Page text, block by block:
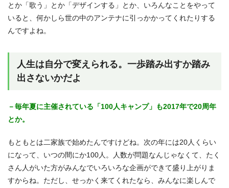
とか「歌う」とか「デザインする」とか、いろんなことをやって
いると、何かしら世の中のアンテナに引っかかってくれたりする
んですよね。
人生は自分で変えられる。一歩踏み出すか踏み
出さないかだよ
－毎年夏に主催されている「100人キャンプ」も2017年で20周年
とか。
もともとは二家族で始めたんですけどね。次の年には20人くらい
になって、いつの間にか100人。人数が問題なんじゃなくて、たく
さん人がいた方がみんなでいろいろな企画ができて盛り上がりま
すからね。ただし、せっかく来てくれたなら、みんなに楽しんで